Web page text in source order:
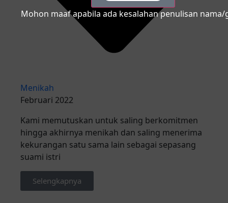
Menikah
Februari 2022
Kami memutuskan untuk saling berkomitmen
hingga akhirnya menikah dan saling menerima
kekurangan satu sama lain sebagai sepasang
suami istri
Selengkapnya
Mohon maaf apabila ada kesalahan penulisan nama/